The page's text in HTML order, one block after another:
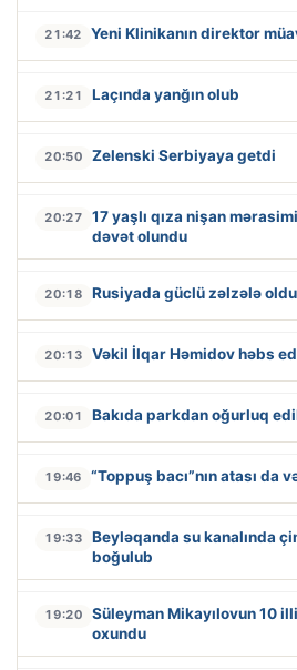
21:42 Yeni Klinikanın direktor
21:21 Laçında yanğın olub
20:50 Zelenski Serbiyaya getdi
20:27
17 yaşlı qıza nişan
dəvət olundu
20:18 Rusiyada güclü zəlzələ oldu
20:13 Vəkil İlqar Həmidov həbs
20:01 Bakıda parkdan oğurluq
19:46 “Toppuş bacı”nın atası da
19:33
Beyləqanda su kanalında
boğulub
19:20
Süleyman Mikayılovun 10
oxundu